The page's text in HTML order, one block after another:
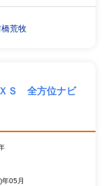
荒牧
ＸＳ 全方位ナビ
05月